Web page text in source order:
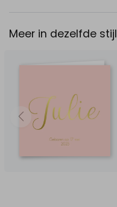
Meer in dezelfde stijl